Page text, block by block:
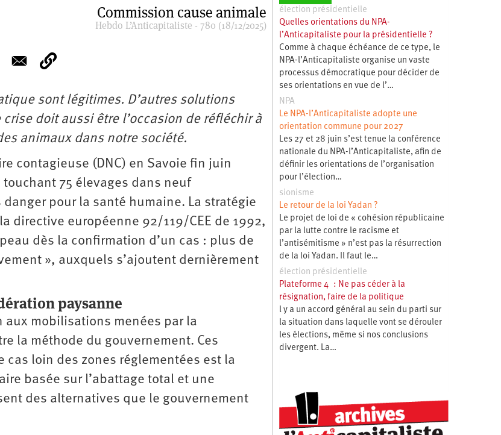
Commission cause animale
Hebdo L’Anticapitaliste - 780 (18/12/2025)
sont légitimes. D’autres solutions
doit aussi être l’occasion de réfléchir à
animaux dans notre société.
contagieuse (DNC) en Savoie fin juin
75 élevages dans neuf
pour la santé humaine. La stratégie
directive européenne 92/119/CEE de 1992,
dès la confirmation d’un cas : plus de
», auxquels s’ajoutent dernièrement
paysanne
aux mobilisations menées par la
la méthode du gouvernement. Ces
loin des zones réglementées est la
basée sur l’abattage total et une
des alternatives que le gouvernement
élection présidentielle
Quelles orientations du NPA-
l’Anticapitaliste pour la présidentielle ?
Comme à chaque échéance de ce type, le
NPA-l’Anticapitaliste organise un vaste
processus démocratique pour décider de
ses orientations en vue de l’…
NPA
Le NPA-l’Anticapitaliste adopte une
orientation commune pour 2027
Les 27 et 28 juin s’est tenue la conférence
nationale du NPA-l’Anticapitaliste, afin de
définir les orientations de l’organisation
pour l’élection…
sionisme
Le retour de la loi Yadan ?
Le projet de loi de « cohésion républicaine
par la lutte contre le racisme et
l’antisémitisme » n’est pas la résurrection
de la loi Yadan. Il faut le…
élection présidentielle
Plateforme 4 : Ne pas céder à la
résignation, faire de la politique
l y a un accord général au sein du parti sur
la situation dans laquelle vont se dérouler
les élections, même si nos conclusions
divergent. La…